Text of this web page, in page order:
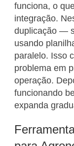
funciona, o
integração.
duplicação —
usando
paralelo. Isso
problema em
operação.
funcionando
expanda